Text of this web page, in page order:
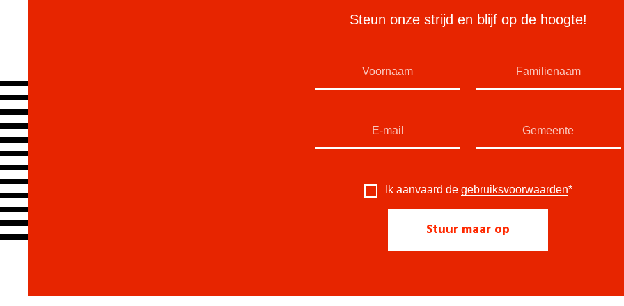
Steun onze strijd en blijf op de hoogte!
Ik aanvaard de gebruiksvoorwaarden*